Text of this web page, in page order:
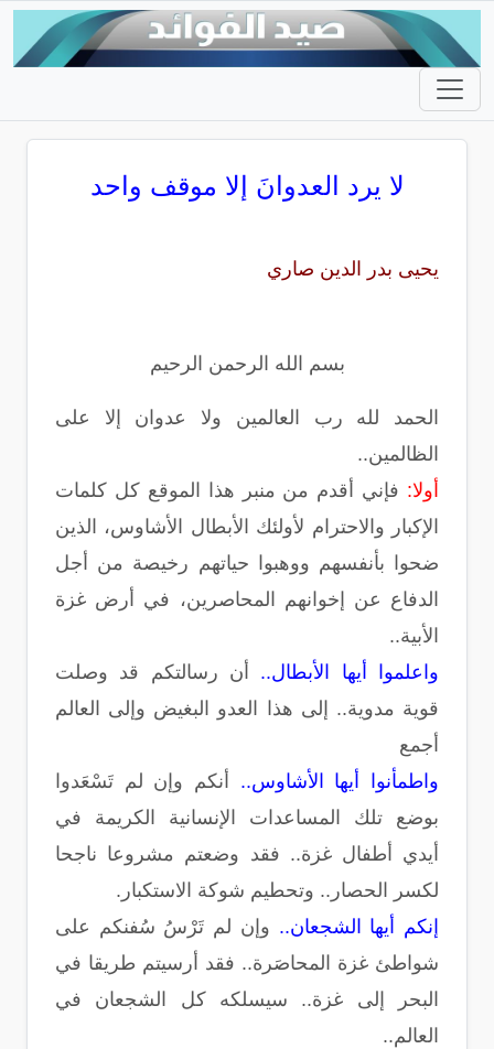
لا يرد العدوانَ إلا موقف واحد
يحيى بدر الدين صاري
بسم الله الرحمن الرحيم
الحمد لله رب العالمين ولا عدوان إلا على
الظالمين..
أولا: فإني أقدم من منبر هذا الموقع كل كلمات
الإكبار والاحترام لأولئك الأبطال الأشاوس، الذين
ضحوا بأنفسهم ووهبوا حياتهم رخيصة من أجل
الدفاع عن إخوانهم المحاصرين، في أرض غزة
الأبية..
واعلموا أيها الأبطال..
أن رسالتكم قد وصلت
قوية مدوية.. إلى هذا العدو البغيض وإلى العالم
أجمع
واطمأنوا أيها الأشاوس.. أنكم وإن لم تَسْعَدوا
بوضع تلك المساعدات الإنسانية الكريمة في
أيدي أطفال غزة.. فقد وضعتم مشروعا ناجحا
لكسر الحصار.. وتحطيم شوكة الاستكبار.
إنكم أيها الشجعان.. وإن لم تَرْسُ سُفنكم على
شواطئ غزة المحاصَرة.. فقد أرسيتم طريقا في
البحر إلى غزة.. سيسلكه كل الشجعان في
العالم..